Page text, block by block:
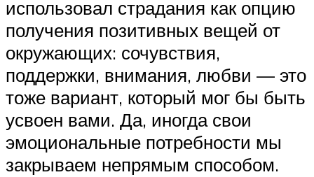
использовал страдания как опцию
получения позитивных вещей от
окружающих: сочувствия,
поддержки, внимания, любви — это
тоже вариант, который мог бы быть
усвоен вами. Да, иногда свои
эмоциональные потребности мы
закрываем непрямым способом.